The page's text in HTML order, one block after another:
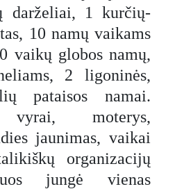
darželiai, 1 kurčių-
10 namų vaikams
vaikų globos namų,
2 ligoninės,
pataisos namai.
vyrai, moterys,
jaunimas, vaikai
organizacijų
jungė vienas